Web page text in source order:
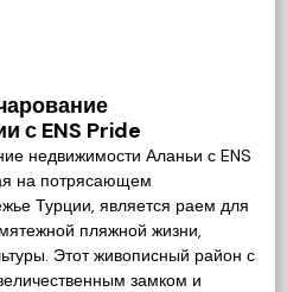
с ENS Pride
недвижимости Аланьи с ENS
на потрясающем
Турции, является раем для
пляжной жизни,
Этот живописный район с
замком и